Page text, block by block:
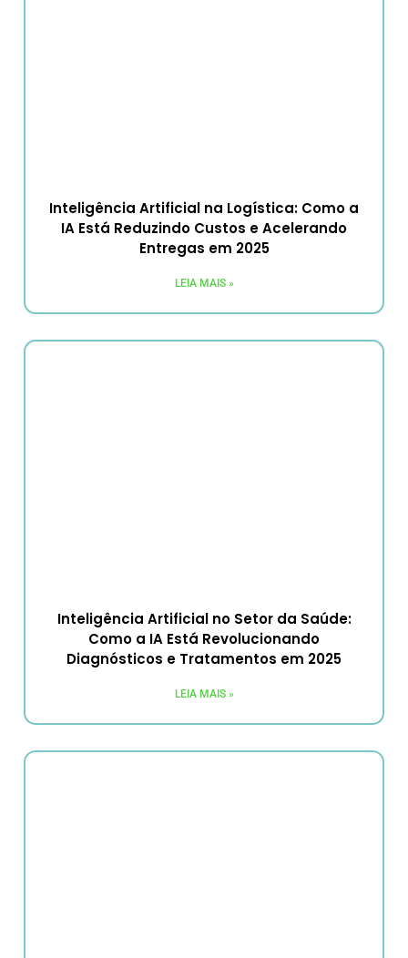
Inteligência Artificial na Logística: Como a
IA Está Reduzindo Custos e Acelerando
Entregas em 2025
LEIA MAIS »
Inteligência Artificial no Setor da Saúde:
Como a IA Está Revolucionando
Diagnósticos e Tratamentos em 2025
LEIA MAIS »